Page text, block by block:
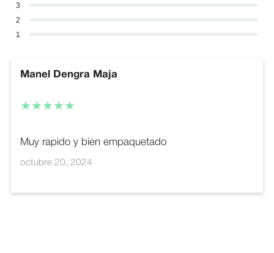
3
2
1
Manel Dengra Maja
★★★★★
Muy rapido y bien empaquetado
octubre 20, 2024